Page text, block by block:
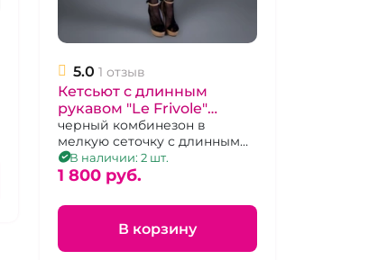
5.0 1 отзыв
Кетсьют с длинным
рукавом "Le Frivole"
чёрный
черный комбинезон в
мелкую сеточку с длинным
рукавом, р. 42-48
В наличии: 2 шт.
1 800 pуб.
В корзину